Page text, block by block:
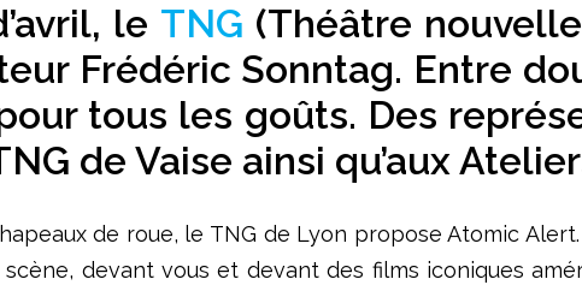
le TNG (Théâtre
Frédéric Sonntag. Entre
tous les goûts. Des
de Vaise ainsi qu’aux
de roue, le TNG de Lyon propose Atomic
devant vous et devant des films iconiques